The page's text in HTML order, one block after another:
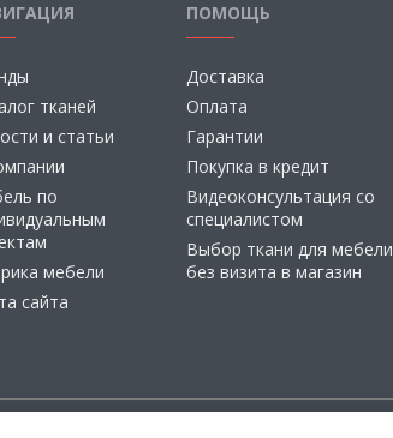
тканей
и статьи
по
мебели
сайта
ПОМОЩЬ
Доставка
Оплата
Гарантии
Покупка в кредит
Видеоконсультация со
специалистом
Выбор ткани для мебели
без визита в магазин